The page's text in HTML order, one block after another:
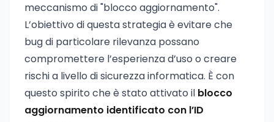
meccanismo di "blocco aggiornamento".
L’obiettivo di questa strategia è evitare che
bug di particolare rilevanza possano
compromettere l’esperienza d’uso o creare
rischi a livello di sicurezza informatica. È con
questo spirito che è stato attivato il blocco
aggiornamento identificato con l’ID